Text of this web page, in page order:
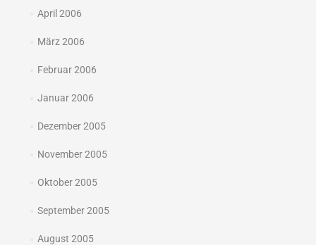
April 2006
März 2006
Februar 2006
Januar 2006
Dezember 2005
November 2005
Oktober 2005
September 2005
August 2005